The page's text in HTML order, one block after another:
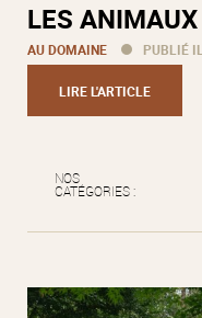
LES
AU DOMAINE PUBLIÉ
LIRE L'ARTICLE
NOS
CATÉGORIES :